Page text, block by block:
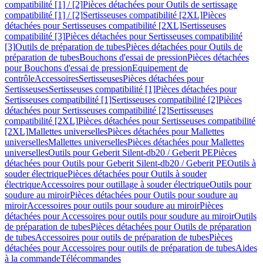
compatibilité [1] / [2]Pièces détachées pour Outils de sertissage
compatibilité [1] / [2]Sertisseuses compatibilité [2XL]Pièces
détachées pour Sertisseuses compatibilité [2XL]Sertisseuses
compatibilité [3]Pièces détachées pour Sertisseuses compatibilité
[3]Outils de préparation de tubesPièces détachées pour Outils de
préparation de tubesBouchons d'essai de pressionPièces détachées
pour Bouchons d'essai de pressionEquipement de
contrôleAccessoiresSertisseusesPièces détachées pour
SertisseusesSertisseuses compatibilité [1]Pièces détachées pour
Sertisseuses compatibilité [1]Sertisseuses compatibilité [2]Pièces
détachées pour Sertisseuses compatibilité [2]Sertisseuses
compatibilité [2XL]Pièces détachées pour Sertisseuses compatibilité
[2XL]Mallettes universellesPièces détachées pour Mallettes
universellesMallettes universellesPièces détachées pour Mallettes
universellesOutils pour Geberit Silent-db20 / Geberit PEPièces
détachées pour Outils pour Geberit Silent-db20 / Geberit PEOutils à
souder électriquePièces détachées pour Outils à souder
électriqueAccessoires pour outillage à souder électriqueOutils pour
soudure au miroirPièces détachées pour Outils pour soudure au
miroirAccessoires pour outils pour soudure au miroirPièces
détachées pour Accessoires pour outils pour soudure au miroirOutils
de préparation de tubesPièces détachées pour Outils de préparation
de tubesAccessoires pour outils de préparation de tubesPièces
détachées pour Accessoires pour outils de préparation de tubesAides
à la commandeTélécommandes